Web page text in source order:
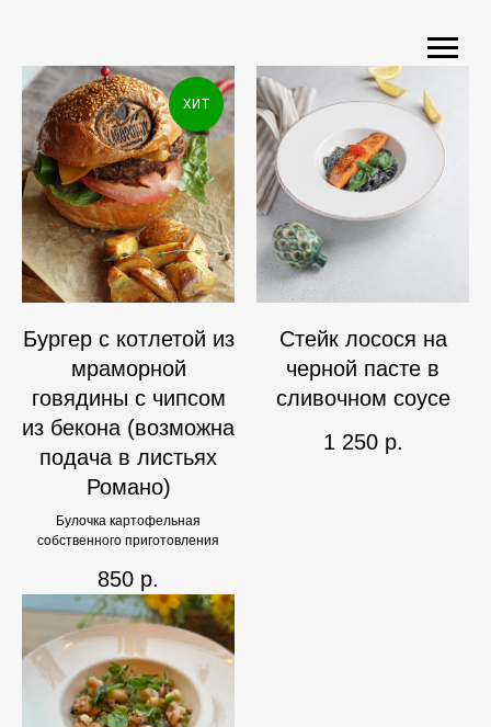
ХИТ
Бургер с котлетой из
мраморной
говядины с чипсом
из бекона (возможна
подача в листьях
Романо)
Булочка картофельная
собственного приготовления
850 р.
Стейк лосося на
черной пасте в
сливочном соусе
1 250 р.